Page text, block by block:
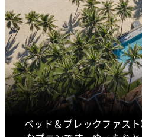
ベッド＆ブレックファス